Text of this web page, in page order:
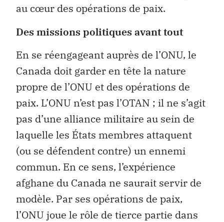
au cœur des opérations de paix.
Des missions politiques avant tout
En se réengageant auprès de l’ONU, le
Canada doit garder en tête la nature
propre de l’ONU et des opérations de
paix. L’ONU n’est pas l’OTAN ; il ne s’agit
pas d’une alliance militaire au sein de
laquelle les États membres attaquent
(ou se défendent contre) un ennemi
commun. En ce sens, l’expérience
afghane du Canada ne saurait servir de
modèle. Par ses opérations de paix,
l’ONU joue le rôle de tierce partie dans